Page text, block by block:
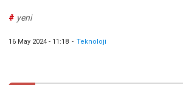
# yeni
16 May 2024 - 11:18 - Teknoloji